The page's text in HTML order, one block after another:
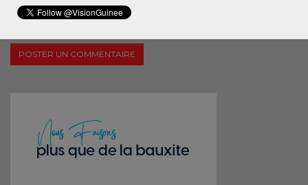
Save my name, email, and website in this browser for the next